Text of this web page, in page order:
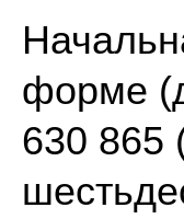
форме
630 865